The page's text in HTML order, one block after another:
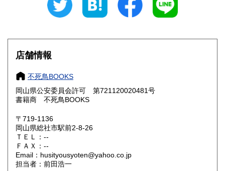
300円 福井県
300円 300円
岐阜県
愛知県
滋賀県 300円
大阪府 300円
奈良県
鳥取県
店舗情報
不死鳥BOOKS
岡山県公安委員会許可 第721120020481号
書籍商 不死鳥BOOKS
〒719-1136
岡山県総社市駅前2-8-26
ＴＥＬ：--
ＦＡＸ：--
Email：husityousyoten@yahoo.co.jp
担当者：前田浩一